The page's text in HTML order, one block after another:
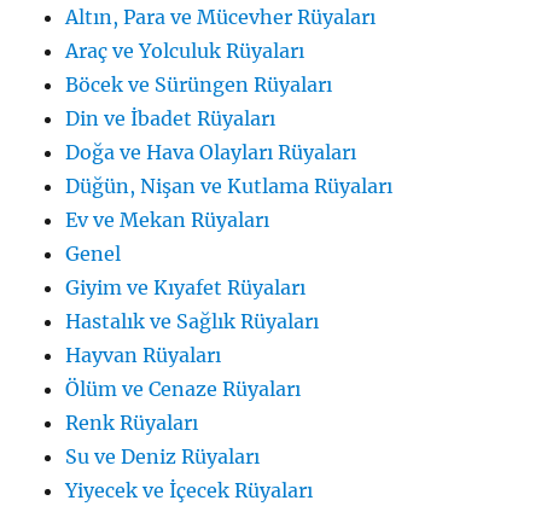
Altın, Para ve Mücevher Rüyaları
Araç ve Yolculuk Rüyaları
Böcek ve Sürüngen Rüyaları
Din ve İbadet Rüyaları
Doğa ve Hava Olayları Rüyaları
Düğün, Nişan ve Kutlama Rüyaları
Ev ve Mekan Rüyaları
Genel
Giyim ve Kıyafet Rüyaları
Hastalık ve Sağlık Rüyaları
Hayvan Rüyaları
Ölüm ve Cenaze Rüyaları
Renk Rüyaları
Su ve Deniz Rüyaları
Yiyecek ve İçecek Rüyaları